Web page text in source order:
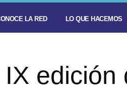
LA RED LO QUE HACEMOS
edición